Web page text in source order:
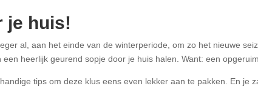
je huis!
al, aan het einde van de winterperiode, om zo het nieuwe
heerlijk geurend sopje door je huis halen. Want: een
tips om deze klus eens even lekker aan te pakken. En je